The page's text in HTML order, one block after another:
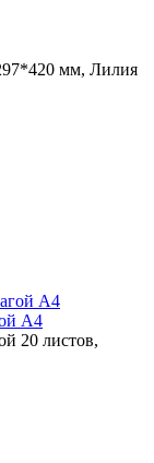
мм, Лилия
А4
20 листов,